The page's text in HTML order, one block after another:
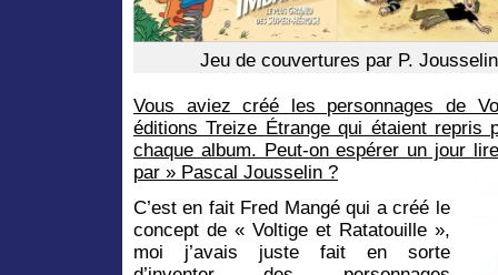
Jeu de couvertures par P.
Vous aviez créé les personnages de
éditions Treize Étrange qui étaient repris
chaque album. Peut-on espérer un jour
par » Pascal Jousselin ?
C’est en fait Fred Mangé qui a créé le
concept de « Voltige et Ratatouille »,
moi j’avais juste fait en sorte